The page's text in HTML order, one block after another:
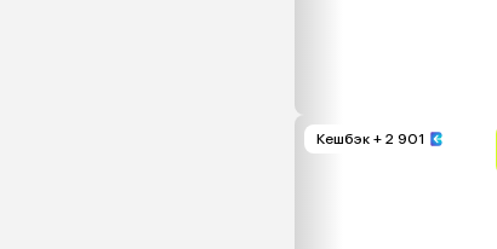
Кешбэк + 2 901